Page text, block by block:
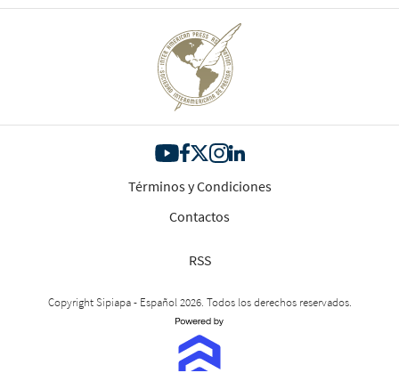
Términos y Condiciones
Contactos
RSS
Copyright Sipiapa - Español 2026. Todos los derechos reservados.